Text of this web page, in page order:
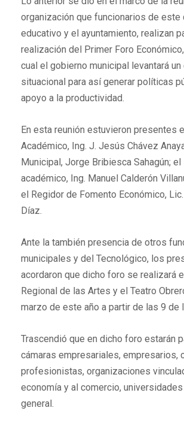
organización que funcionarios de este
educativo y el ayuntamiento, realizan
realización del Primer Foro
cual el gobierno municipal levantará
situacional para así generar políticas
apoyo a la productividad.
En esta reunión estuvieron presentes
Académico, Ing. J. Jesús Chávez
Municipal, Jorge Bribiesca Sahagún;
académico, Ing. Manuel Calderón
el Regidor de Fomento Económico,
Díaz.
Ante la también presencia de otros
municipales y del Tecnológico, los
acordaron que dicho foro se realizará
Regional de las Artes y el Teatro
marzo de este año a partir de las 9 de
Trascendió que en dicho foro estarán
cámaras empresariales, empresarios,
profesionistas, organizaciones
economía y al comercio,
general.